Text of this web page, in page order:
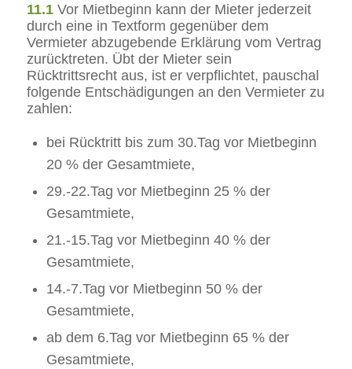
11.1 Vor Mietbeginn kann der Mieter jederzeit
durch eine in Textform gegenüber dem
Vermieter abzugebende Erklärung vom Vertrag
zurücktreten. Übt der Mieter sein
Rücktrittsrecht aus, ist er verpflichtet, pauschal
folgende Entschädigungen an den Vermieter zu
zahlen:
bei Rücktritt bis zum 30.Tag vor Mietbeginn
20 % der Gesamtmiete,
29.-22.Tag vor Mietbeginn 25 % der
Gesamtmiete,
21.-15.Tag vor Mietbeginn 40 % der
Gesamtmiete,
14.-7.Tag vor Mietbeginn 50 % der
Gesamtmiete,
ab dem 6.Tag vor Mietbeginn 65 % der
Gesamtmiete,